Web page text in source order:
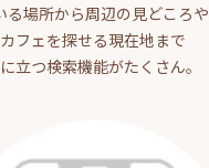
る場所から周辺の見どころや
カフェを探せる現在地まで
立つ検索機能がたくさん。